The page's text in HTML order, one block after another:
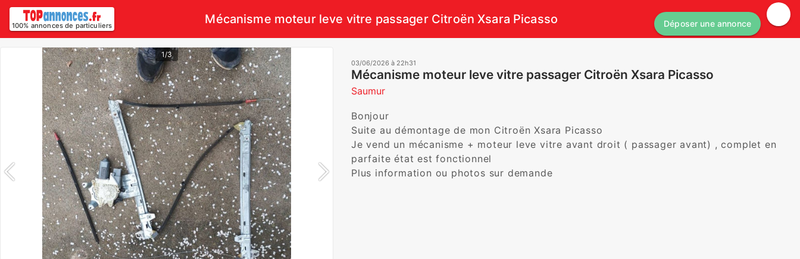
100% annonces de particuliers Mécanisme moteur leve vitre passager Citroën Xsara Picasso Déposer une annonce
1/3
03/06/2026 à 22h31
Mécanisme moteur leve vitre passager Citroën Xsara Picasso
Saumur
Bonjour
Suite au démontage de mon Citroën Xsara Picasso
Je vend un mécanisme + moteur leve vitre avant droit ( passager avant) , complet en
parfaite état est fonctionnel
Plus information ou photos sur demande